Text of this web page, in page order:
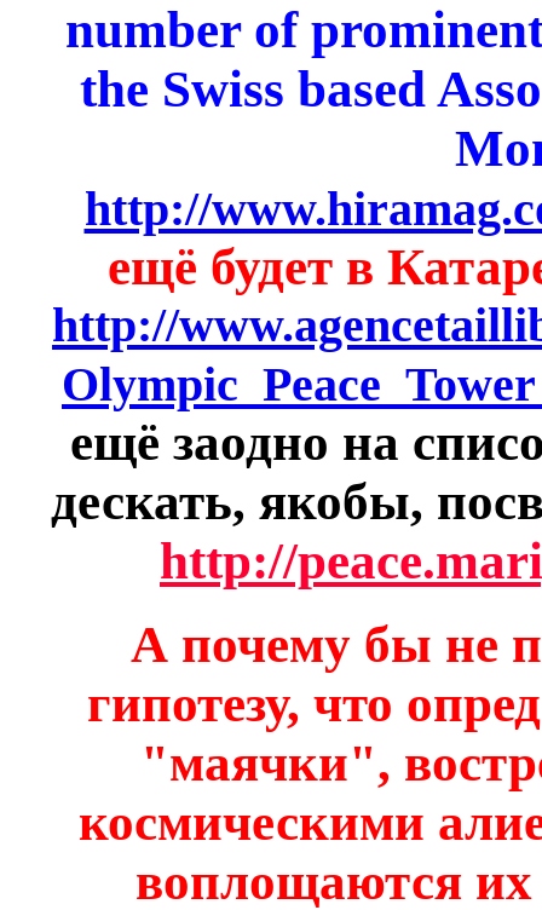
number of
the Swiss based
http://
ещё будет в
http://
ещё заодно на
дескать, якобы,
http://
А почему бы не
гипотезу, что
"маячки",
космическими
воплощаются